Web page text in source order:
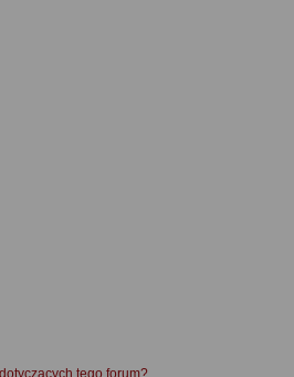
tego forum?